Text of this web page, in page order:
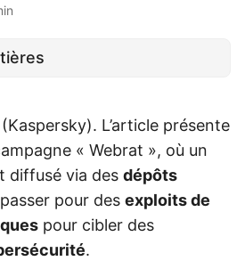
L’article présente
« Webrat », où un
diffusé via des dépôts
pour des exploits de
pour cibler des
.